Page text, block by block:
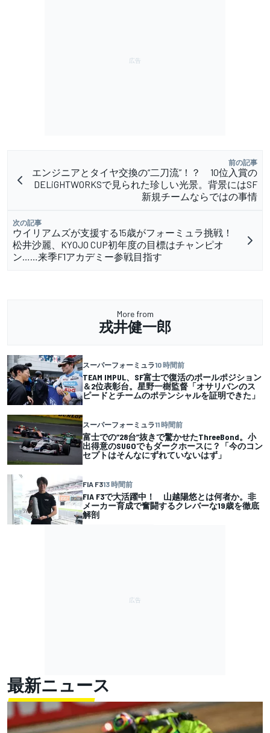
前の記事
エンジニアとタイヤ交換の“二刀流”！？ 10位入賞の
DELiGHTWORKSで見られた珍しい光景。背景にはSF
新規チームならではの事情
次の記事
ウイリアムズが支援する15歳がフォーミュラ挑戦！
松井沙麗、KYOJO CUP初年度の目標はチャンピオ
ン……来季F1アカデミー参戦目指す
More from
戎井健一郎
スーパーフォーミュラ10 時間前
TEAM IMPUL、SF富士で復活のポールポジション
＆2位表彰台。星野一樹監督「オサリバンのス
ピードとチームのポテンシャルを証明できた」
スーパーフォーミュラ11 時間前
富士での“28台”抜きで驚かせたThreeBond。小
出得意のSUGOでもダークホースに？「今のコン
セプトはそんなにずれていないはず」
FIA F313 時間前
FIA F3で大活躍中！ 山越陽悠とは何者か。非
メーカー育成で奮闘するクレバーな19歳を徹底
解剖
最新ニュース